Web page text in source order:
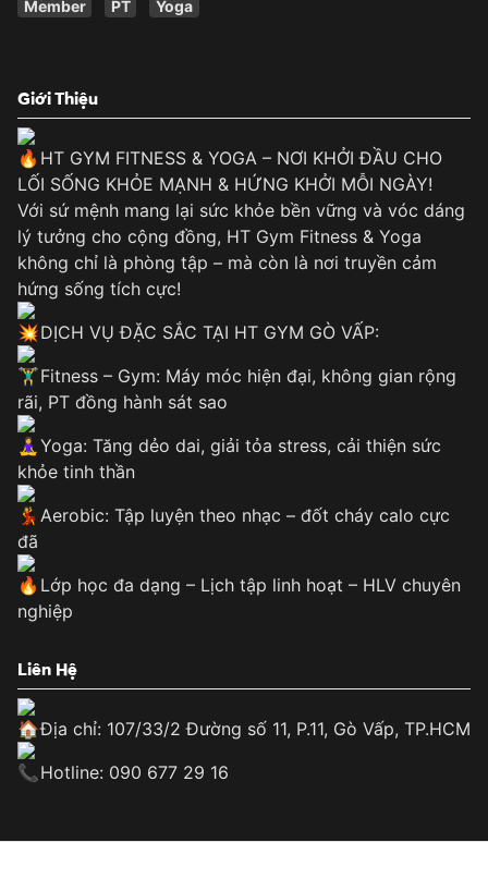
Member PT Yoga
Giới Thiệu
HT GYM FITNESS & YOGA – NƠI KHỞI ĐẦU CHO
LỐI SỐNG KHỎE MẠNH & HỨNG KHỞI MỖI NGÀY!
Với sứ mệnh mang lại sức khỏe bền vững và vóc dáng
lý tưởng cho cộng đồng, HT Gym Fitness & Yoga
không chỉ là phòng tập – mà còn là nơi truyền cảm
hứng sống tích cực!
DỊCH VỤ ĐẶC SẮC TẠI HT GYM GÒ VẤP:
Fitness – Gym: Máy móc hiện đại, không gian rộng
rãi, PT đồng hành sát sao
Yoga: Tăng dẻo dai, giải tỏa stress, cải thiện sức
khỏe tinh thần
Aerobic: Tập luyện theo nhạc – đốt cháy calo cực
đã
Lớp học đa dạng – Lịch tập linh hoạt – HLV chuyên
nghiệp
Liên Hệ
Địa chỉ: 107/33/2 Đường số 11, P.11, Gò Vấp, TP.HCM
Hotline: 090 677 29 16